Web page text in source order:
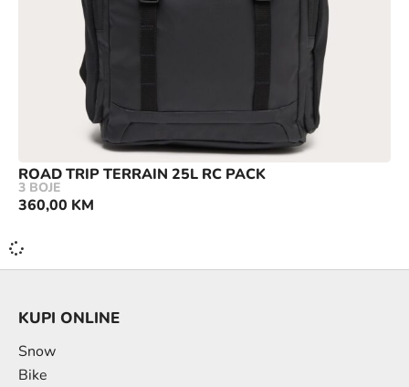
ROAD TRIP TERRAIN 25L RC PACK
3 BOJE
360,00 KM
KUPI ONLINE
Snow
Bike